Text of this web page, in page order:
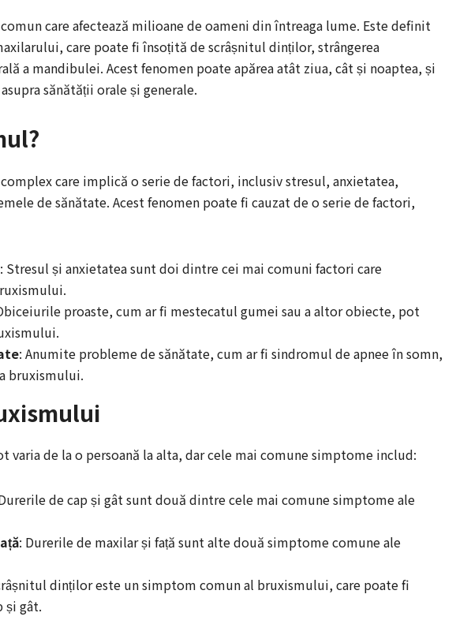
care afectează milioane de oameni din întreaga lume. Este definit
care poate fi însoțită de scrâșnitul dinților, strângerea
a mandibulei. Acest fenomen poate apărea atât ziua, cât și noaptea, și
sănătății orale și generale.
care implică o serie de factori, inclusiv stresul, anxietatea,
de sănătate. Acest fenomen poate fi cauzat de o serie de factori,
: Stresul și anxietatea sunt doi dintre cei mai comuni factori care
proaste, cum ar fi mestecatul gumei sau a altor obiecte, pot
: Anumite probleme de sănătate, cum ar fi sindromul de apnee în somn,
bruxismului.
de la o persoană la alta, dar cele mai comune simptome includ:
de cap și gât sunt două dintre cele mai comune simptome ale
: Durerile de maxilar și față sunt alte două simptome comune ale
dinților este un simptom comun al bruxismului, care poate fi
și gât.